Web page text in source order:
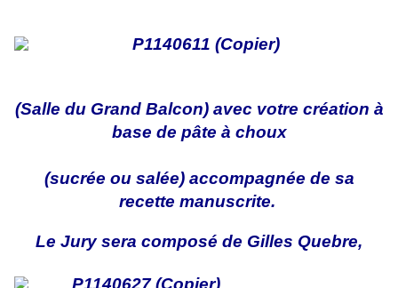
(Salle du Grand Balcon) avec votre création à
base de pâte à choux
(sucrée ou salée) accompagnée de sa
recette manuscrite.
Le Jury sera composé de Gilles Quebre,